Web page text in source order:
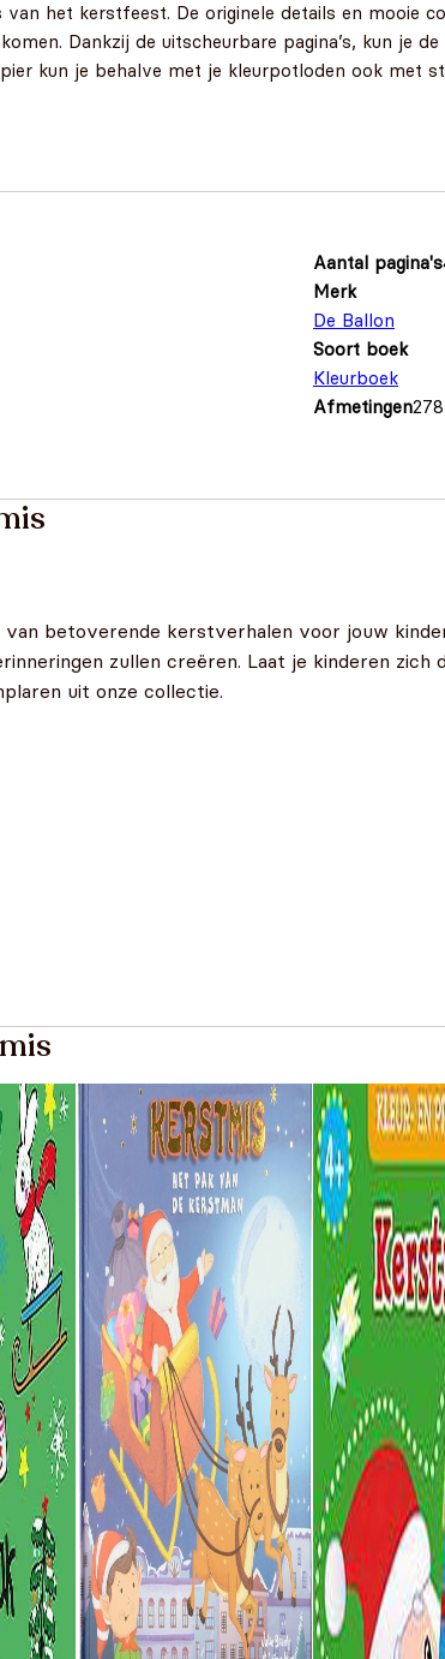
het kerstfeest. De originele details en mooie
Dankzij de uitscheurbare pagina’s, kun je
kun je behalve met je kleurpotloden ook met
Aantal pagina's
Merk
De Ballon
Soort boek
Kleurboek
Afmetingen
betoverende kerstverhalen voor jouw
zullen creëren. Laat je kinderen zich
uit onze collectie.